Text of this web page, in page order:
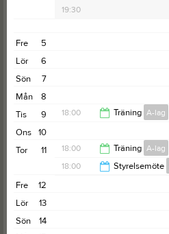
19:30
5
Fre
6
Lör
7
Sön
8
Mån
9
Tis 18:00 Träning A-lag
19:00
10
Ons
11
Tor 18:00 Träning A-lag
18:00 Styrelsemöte
12
Fre
13
Lör
14
Sön